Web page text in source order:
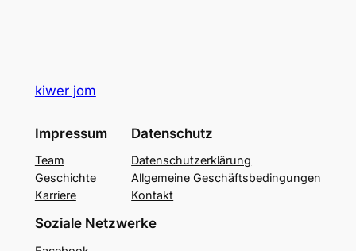
kiwer jom
Impressum
Team
Geschichte
Karriere
Datenschutz
Datenschutzerklärung
Allgemeine Geschäftsbedingungen
Kontakt
Soziale Netzwerke